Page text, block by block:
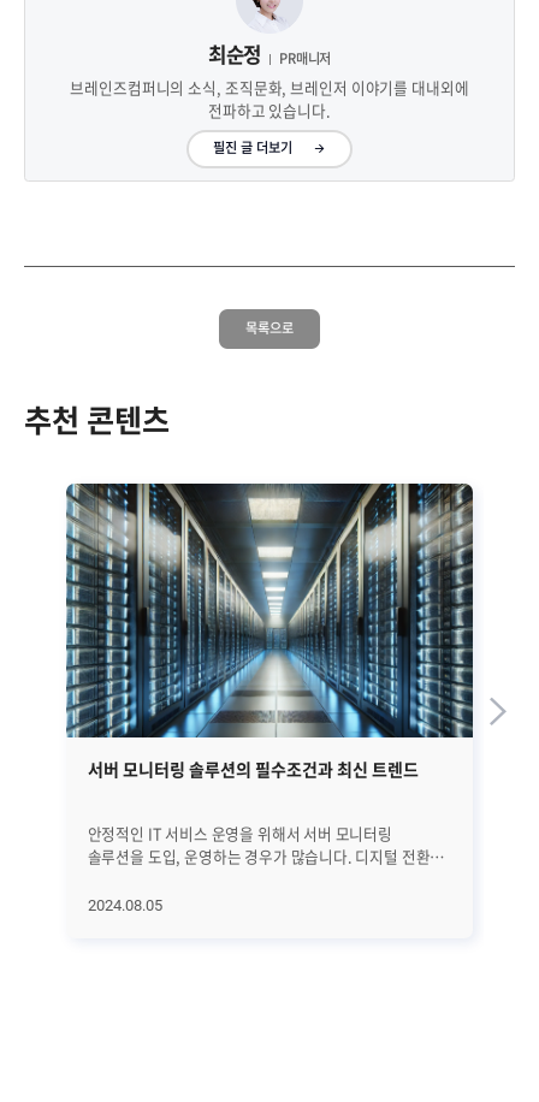
최순정 PR매니저
브레인즈컴퍼니의 소식, 조직문화, 브레인저 이야기를 대내외에
전파하고 있습니다.
필진 글 더보기
목록으로
추천 콘텐츠
서버 모니터링 솔루션의 필수조건과 최신 트렌드
안정적인 IT 서비스 운영을 위해서 서버 모니터링
솔루션을 도입, 운영하는 경우가 많습니다. 디지털 전환과
인해서 더욱 다양한 IT 서비스가 운용되고 그를 뒷받침할
2024.08.05